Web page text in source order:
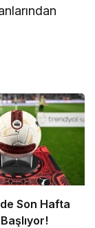
Son Hafta